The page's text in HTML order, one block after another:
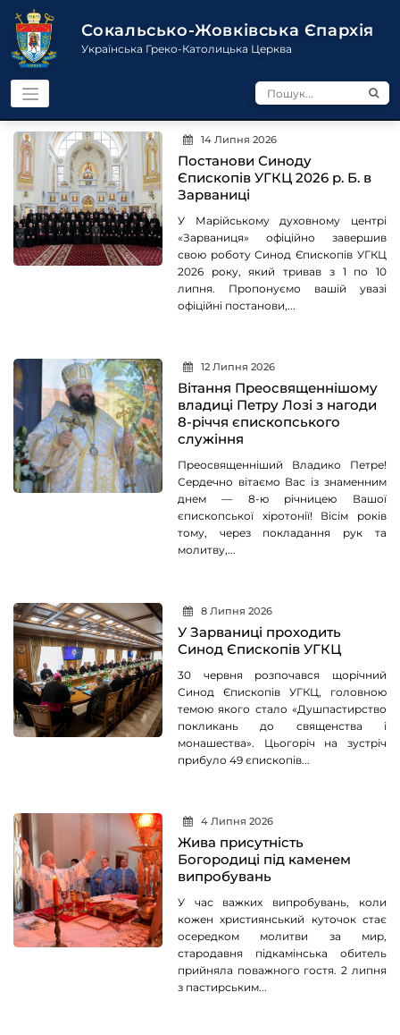
Перейти
контенту
Сокальсько-Жовківська Єпархія
Українська Греко-Католицька Церква
14 Липня 2026
Постанови Синоду
Єпископів УГКЦ 2026 р. Б. в
Зарваниці
У Марійському духовному центрі
«Зарваниця» офіційно завершив
свою роботу Синод Єпископів УГКЦ
2026 року, який тривав з 1 по 10
липня. Пропонуємо вашій увазі
офіційні постанови,...
12 Липня 2026
Вітання Преосвященнішому
владиці Петру Лозі з нагоди
8-річчя єпископського
служіння
Преосвященніший Владико Петре!
Сердечно вітаємо Вас із знаменним
днем — 8-ю річницею Вашої
єпископської хіротонії! Вісім років
тому, через покладання рук та
молитву,...
8 Липня 2026
У Зарваниці проходить
Синод Єпископів УГКЦ
30 червня розпочався щорічний
Синод Єпископів УГКЦ, головною
темою якого стало «Душпастирство
покликань до священства і
монашества». Цьогоріч на зустріч
прибуло 49 єпископів...
4 Липня 2026
Жива присутність
Богородиці під каменем
випробувань
У час важких випробувань, коли
кожен християнський куточок стає
осередком молитви за мир,
стародавня підкамінська обитель
прийняла поважного гостя. 2 липня
з пастирським...